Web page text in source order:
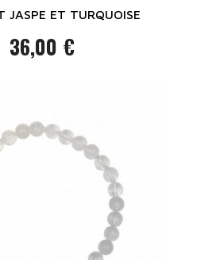
JASPE ET TURQUOISE
Prix
36,00 €